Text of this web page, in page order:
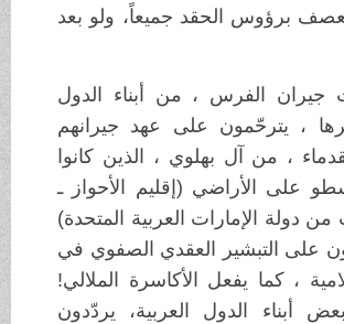
برؤوس الحقد جميعاً، ولو بعد
الفرس ، من أبناء الدول
، يترحّمون على عهد جيرانهم
، من آل بهلوي ، الذين كانوا
على الأراضي (إقليم الأحواز ـ
دولة الإمارات العربية المتحدة)
على التبشير العقدي الصفوي في
، كما يفعل الأكاسرة الملالي!
الدول العربية، يردّدون